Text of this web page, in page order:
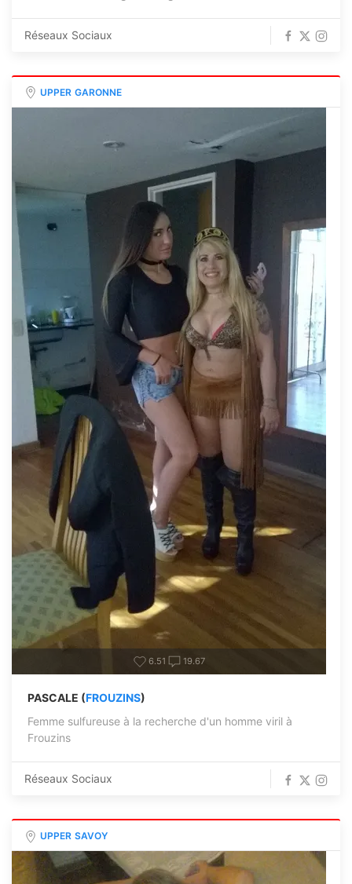
Réseaux Sociaux
UPPER GARONNE
6.51 19.67
PASCALE (FROUZINS)
Femme sulfureuse à la recherche d'un homme viril à
Frouzins
Réseaux Sociaux
UPPER SAVOY